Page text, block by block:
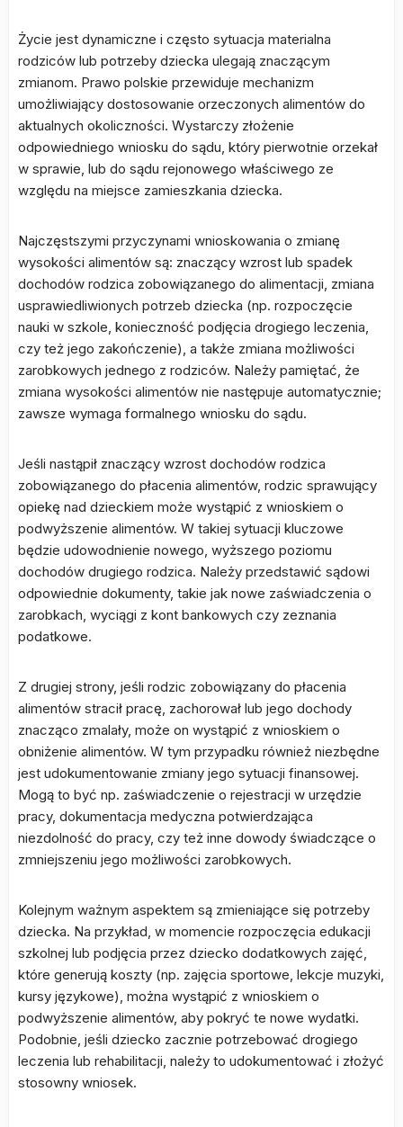
Życie jest dynamiczne i często sytuacja materialna
rodziców lub potrzeby dziecka ulegają znaczącym
zmianom. Prawo polskie przewiduje mechanizm
umożliwiający dostosowanie orzeczonych alimentów do
aktualnych okoliczności. Wystarczy złożenie
odpowiedniego wniosku do sądu, który pierwotnie orzekał
w sprawie, lub do sądu rejonowego właściwego ze
względu na miejsce zamieszkania dziecka.
Najczęstszymi przyczynami wnioskowania o zmianę
wysokości alimentów są: znaczący wzrost lub spadek
dochodów rodzica zobowiązanego do alimentacji, zmiana
usprawiedliwionych potrzeb dziecka (np. rozpoczęcie
nauki w szkole, konieczność podjęcia drogiego leczenia,
czy też jego zakończenie), a także zmiana możliwości
zarobkowych jednego z rodziców. Należy pamiętać, że
zmiana wysokości alimentów nie następuje automatycznie;
zawsze wymaga formalnego wniosku do sądu.
Jeśli nastąpił znaczący wzrost dochodów rodzica
zobowiązanego do płacenia alimentów, rodzic sprawujący
opiekę nad dzieckiem może wystąpić z wnioskiem o
podwyższenie alimentów. W takiej sytuacji kluczowe
będzie udowodnienie nowego, wyższego poziomu
dochodów drugiego rodzica. Należy przedstawić sądowi
odpowiednie dokumenty, takie jak nowe zaświadczenia o
zarobkach, wyciągi z kont bankowych czy zeznania
podatkowe.
Z drugiej strony, jeśli rodzic zobowiązany do płacenia
alimentów stracił pracę, zachorował lub jego dochody
znacząco zmalały, może on wystąpić z wnioskiem o
obniżenie alimentów. W tym przypadku również niezbędne
jest udokumentowanie zmiany jego sytuacji finansowej.
Mogą to być np. zaświadczenie o rejestracji w urzędzie
pracy, dokumentacja medyczna potwierdzająca
niezdolność do pracy, czy też inne dowody świadczące o
zmniejszeniu jego możliwości zarobkowych.
Kolejnym ważnym aspektem są zmieniające się potrzeby
dziecka. Na przykład, w momencie rozpoczęcia edukacji
szkolnej lub podjęcia przez dziecko dodatkowych zajęć,
które generują koszty (np. zajęcia sportowe, lekcje muzyki,
kursy językowe), można wystąpić z wnioskiem o
podwyższenie alimentów, aby pokryć te nowe wydatki.
Podobnie, jeśli dziecko zacznie potrzebować drogiego
leczenia lub rehabilitacji, należy to udokumentować i złożyć
stosowny wniosek.